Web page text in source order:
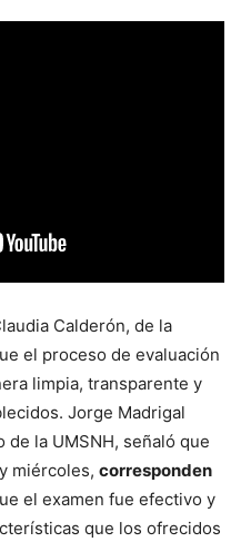
Calderón, de la
el proceso de evaluación
limpia, transparente y
Jorge Madrigal
de la UMSNH, señaló que
miércoles, corresponden
el examen fue efectivo y
que los ofrecidos